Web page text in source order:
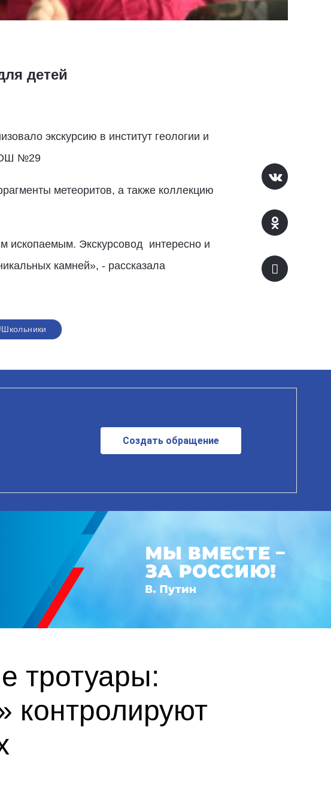
детей
экскурсию в институт геологии и
№29
метеоритов, а также коллекцию
ископаемым. Экскурсовод интересно и
камней», - рассказала
Создать обращение
тротуары:
контролируют